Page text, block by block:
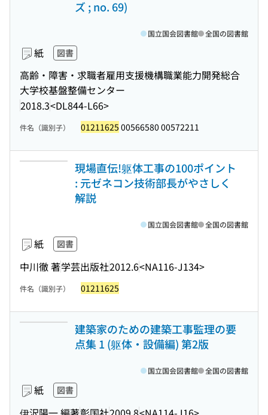
ズ ; no. 69)
紙 図書
高齢・障害・求職者雇用支援機構職業能力開発総合
大学校基盤整備センター
2018.3<DL844-L66>
国立国会図書館 全国の図書館
件名（識別子） 01211625 00566580 00572211
現場直伝!躯体工事の100ポイント
: 元ゼネコン技術部長がやさしく
解説
紙 図書
中川徹 著学芸出版社2012.6<NA116-J134>
国立国会図書館 全国の図書館
件名（識別子） 01211625
建築家のための建築工事監理の要
点集 1 (躯体・設備編) 第2版
紙 図書
国立国会図書館 全国の図書館